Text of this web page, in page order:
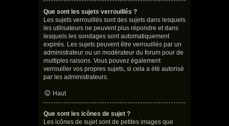
Que sont les sujets verrouillés ?
Les sujets verrouillés sont des sujets dans lesquels
les utilisateurs ne peuvent plus répondre et dans
lesquels les sondages sont automatiquement
expirés. Les sujets peuvent être verrouillés par un
administrateur ou un modérateur du forum pour de
multiples raisons. Vous pouvez également
verrouiller vos propres sujets, si cela a été autorisé
par les administrateurs.
Haut
Que sont les icônes de sujet ?
Les icônes de sujet sont de petites images que